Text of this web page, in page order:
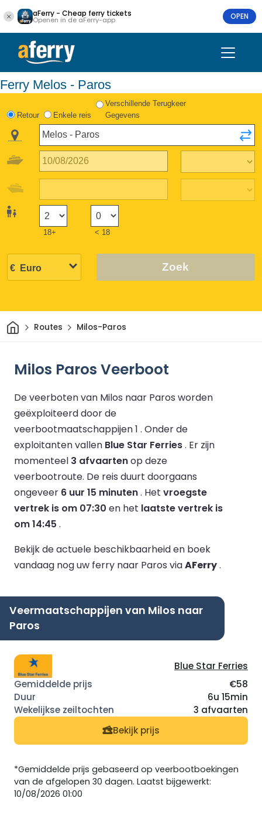
aFerry - Cheap ferry tickets
Openen in de aFerry-app OPEN
Ferry Melos - Paros
Retour Enkele reis
Verschillende Terugkeer
Gegevens
18+ < 18
Zoek
ThuisRoutes Milos-Paros
Milos Paros Veerboot
De veerboten van Milos naar Paros worden
geëxploiteerd door de
veerbootmaatschappijen 1 . Onder de
exploitanten vallen Blue Star Ferries. Er zijn
momenteel 3 afvaartenop deze
veerbootroute. De reis duurt doorgaans
ongeveer 6 uur 15 minuten. Het vroegste
vertrek is om 07:30 en het laatste vertrek is
om 14:45 .
Bekijk de actuele beschikbaarheid en boek
vandaag nog uw ferry naar Paros viaAFerry.
Veermaatschappijen van Milos naar
Paros
Blue Star Ferries
€58
6u 15min
3 afvaarten
Bekijk prijs
*Gemiddelde prijs gebaseerd op veerbootboekingen
van de afgelopen 30 dagen. Laatst bijgewerkt:
10/08/2026 01:00